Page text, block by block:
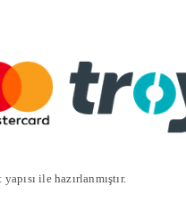
ile hazırlanmıştır.